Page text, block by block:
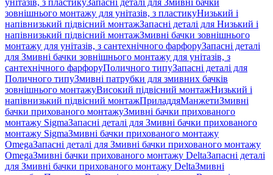
унітазів, з пластикуЗапасні деталі для Змивні бачки
зовнішнього монтажу для унітазів, з пластикуНизький і
напівнизький підвісний монтажЗапасні деталі для Низький і
напівнизький підвісний монтажЗмивні бачки зовнішнього
монтажу для унітазів, з сантехнічного фарфоруЗапасні деталі
для Змивні бачки зовнішнього монтажу для унітазів, з
сантехнічного фарфоруПоличного типуЗапасні деталі для
Поличного типуЗмивні патрубки для змивних бачків
зовнішнього монтажуВисокий підвісний монтажНизький і
напівнизький підвісний монтажПриладдяМанжетиЗмивні
бачки прихованого монтажуЗмивні бачки прихованого
монтажу SigmaЗапасні деталі для Змивні бачки прихованого
монтажу SigmaЗмивні бачки прихованого монтажу
OmegaЗапасні деталі для Змивні бачки прихованого монтажу
OmegaЗмивні бачки прихованого монтажу DeltaЗапасні деталі
для Змивні бачки прихованого монтажу DeltaЗмивні